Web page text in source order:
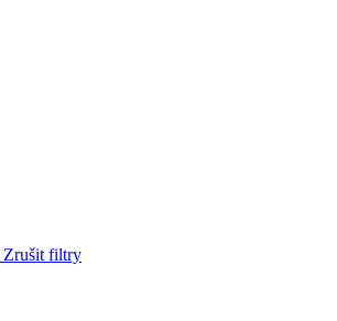
Zrušit filtry